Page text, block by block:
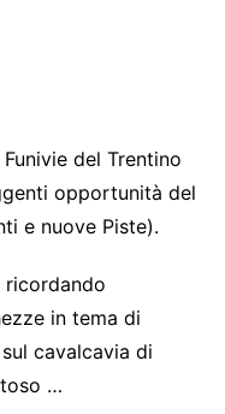
del Trentino
opportunità del
e nuove Piste).
in tema di
cavalcavia di
…